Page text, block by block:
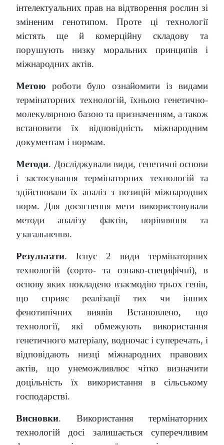
інтелектуальних прав на відтворення рослин зі
зміненим генотипом. Проте ці технології
містять ще й комерційну складову та
порушують низку моральних принципів і
міжнародних актів.
Метоюроботи було ознайомити із видами
термінаторних технологій, їхньою генетично-
молекулярною базою та призначенням, а також
встановити їх відповідність міжнародним
документам і нормам.
Методи. Досліджували види, генетичні основи
і застосування термінаторних технологій та
здійснювали їх аналіз з позицій міжнародних
норм. Для досягнення мети використовували
методи аналізу фактів, порівняння та
узагальнення.
Результати. Існує 2 види термінаторних
технологій (сорто- та ознако-специфічні), в
основу яких покладено взаємодію трьох генів,
що сприяє реалізації тих чи інших
фенотипічних виявів Встановлено, що
технології, які обмежують використання
генетичного матеріалу, водночас і суперечать, і
відповідають низці міжнародних правових
актів, що унеможливлює чітко визначити
доцільність їх використання в сільському
господарстві.
Висновки. Використання термінаторних
технологій досі залишається суперечливим